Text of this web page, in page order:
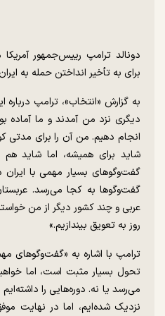
دونالد ترامپ رییس‌جمهور
برای به تأخیر انداختن حمله به
به گزارش «انتخاب»، ترامپ
دیگری نزد من آمدند و ما آماده
انجام دهیم. من آن را برای مدتی
شاید برای همیشه، اما شاید
گفت‌و‌گو‌های بسیار مهمی با ایران
گفت‌و‌گو‌ها به کجا می‌رسد.
عربی و چند کشور دیگر از من
روز به تعویق بیندازیم.»
ترامپ با اشاره به «گفت‌و‌گو‌های
تحول بسیار مثبت است، اما
می‌رسد یا نه. دوره‌هایی را
نزدیک شده‌ایم، اما در نهایت